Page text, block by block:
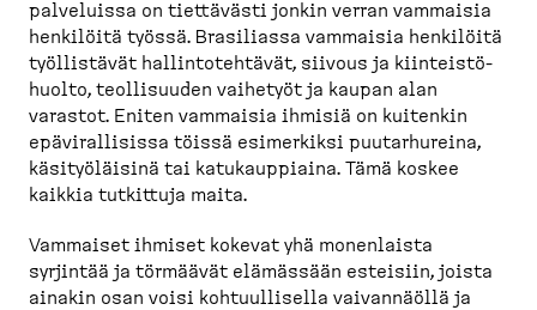
pal­ve­luissa on tiettävästi jonkin verran vammaisia
henkilöitä työssä. Brasiliassa vammaisia henkilöitä
työllistävät hallin­to­tehtävät, siivous ja kiinteis­tö­
huolto, teolli­suuden vaihetyöt ja kaupan alan
varastot. Eniten vammaisia ihmisiä on kuitenkin
epäviral­lisissa töissä esimerkiksi puutar­hureina,
käsityö­läisinä tai katukaup­piaina. Tämä koskee
kaikkia tutkittuja maita.
Vammaiset ihmiset kokevat yhä monenlaista
syrjintää ja törmäävät elämässään esteisiin, joista
ainakin osan voisi kohtuul­lisella vaivan­näöllä ja